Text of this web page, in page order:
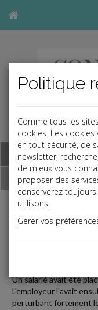
Base documentaire
Dépêches
Social
Date: 2019-10-18
PROTECTION
Un salarié avait été
L'employeur l'avait
perturbant fortement
Comme tous les
cookies. Les
en tout sécurité, de
newsletter,
de mieux vous
proposer des
conserverez
utilisons.
Gérer vos